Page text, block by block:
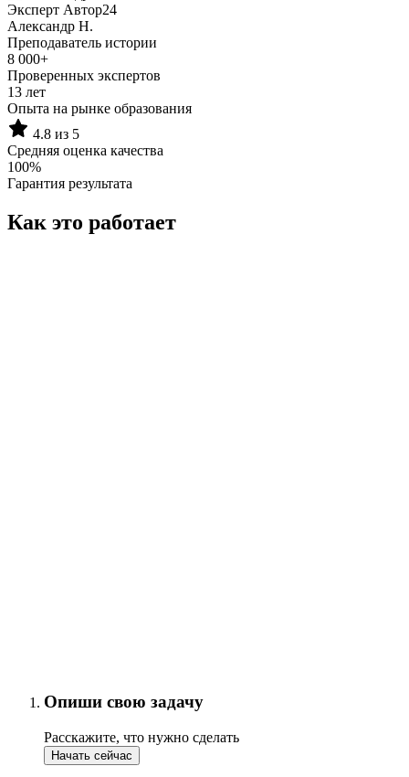
Эксперт Автор24
Александр Н.
Преподаватель истории
8 000+
Проверенных экспертов
13 лет
Опыта на рынке образования
4.8 из 5
Средняя оценка качества
100%
Гарантия результата
Как это работает
Опиши свою задачу
Расскажите, что нужно сделать
Начать сейчас